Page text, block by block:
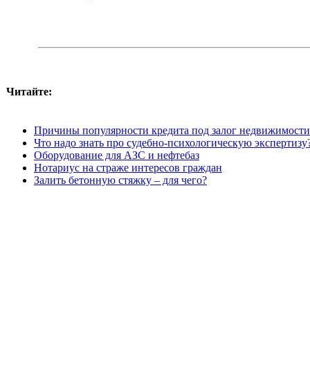
Читайте:
Причины популярности кредита под залог недвижимости
Что надо знать про судебно-психологическую
Оборудование для АЗС и нефтебаз
Нотариус на страже интересов граждан
Залить бетонную стяжку – для чего?